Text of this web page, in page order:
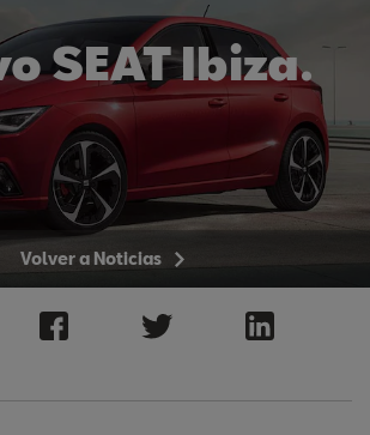
SEAT Ibiza.
Volver a Noticias